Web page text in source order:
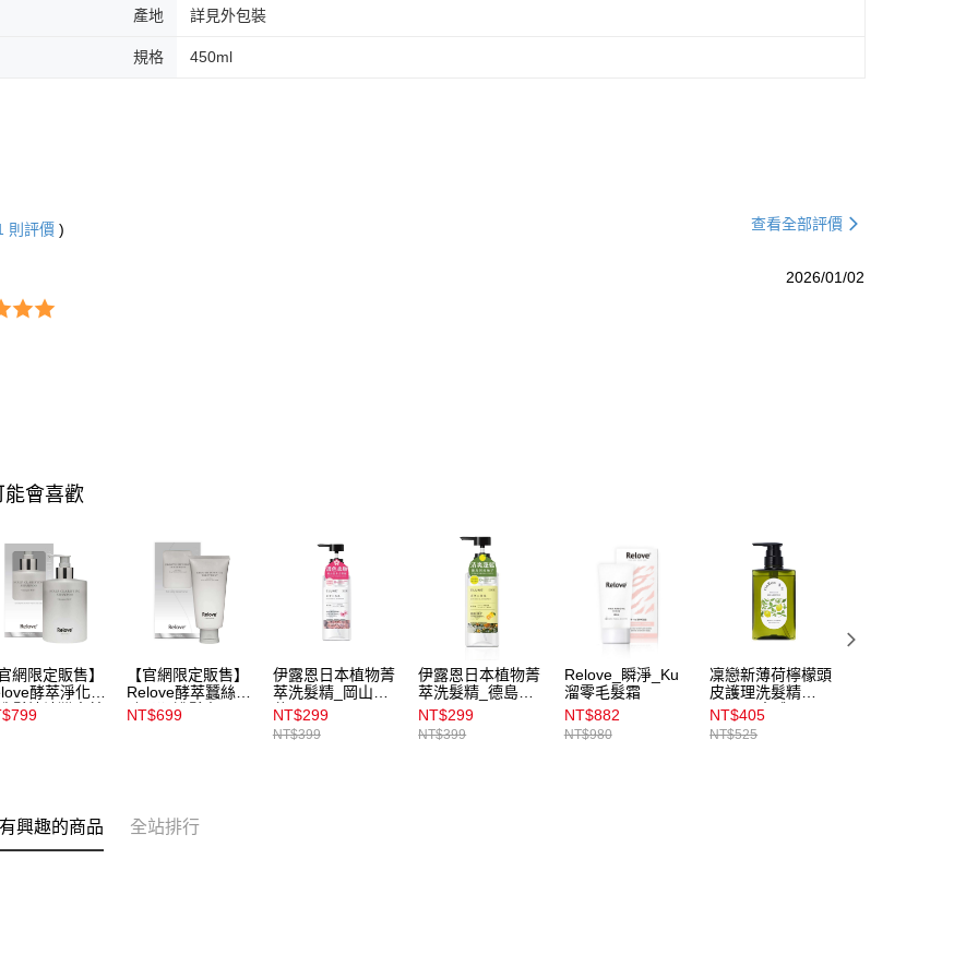
產地 詳見外包裝
規格 450ml
則評價 ) 查看全部評價
2026/01/02
能會喜歡
官網限定販售】
酵萃淨化頭
髮精峽灣森林
【官網限定販售】
Relove酵萃蠶絲胜
肽柔順護髮素
120ml
NT$699
伊露恩日本植物菁
萃洗髮精_岡山櫻
花500ml
NT$299
NT$399
伊露恩日本植物菁
萃洗髮精_德島柚
子500ml
NT$299
NT$399
Relove_瞬淨_Ku
溜零毛髮霜
NT$882
NT$980
凜戀新薄荷檸檬頭
皮護理洗髮精
400mL本體
NT$405
NT$525
興趣的商品 全站排行